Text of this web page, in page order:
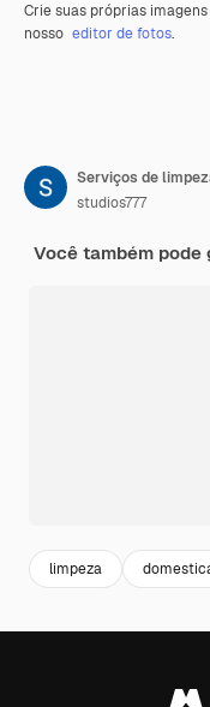
Crie suas próprias
nosso editor de fotos.
studios777
Você também
limpeza